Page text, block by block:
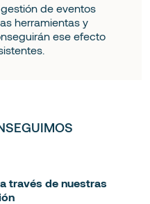
de eventos
herramientas y
ese efecto
través de nuestras